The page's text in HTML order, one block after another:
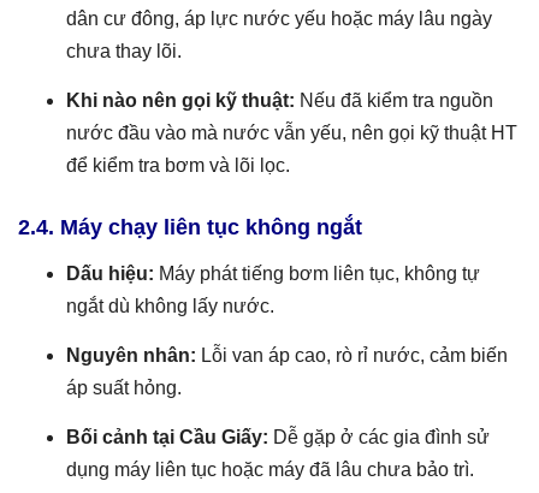
dân cư đông, áp lực nước yếu hoặc máy lâu ngày
chưa thay lõi.
Khi nào nên gọi kỹ thuật: Nếu đã kiểm tra nguồn
nước đầu vào mà nước vẫn yếu, nên gọi kỹ thuật HT
để kiểm tra bơm và lõi lọc.
2.4. Máy chạy liên tục không ngắt
Dấu hiệu: Máy phát tiếng bơm liên tục, không tự
ngắt dù không lấy nước.
Nguyên nhân: Lỗi van áp cao, rò rỉ nước, cảm biến
áp suất hỏng.
Bối cảnh tại Cầu Giấy: Dễ gặp ở các gia đình sử
dụng máy liên tục hoặc máy đã lâu chưa bảo trì.